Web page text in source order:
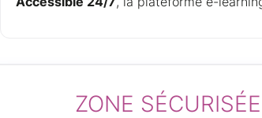
ZONE SÉCURISÉE